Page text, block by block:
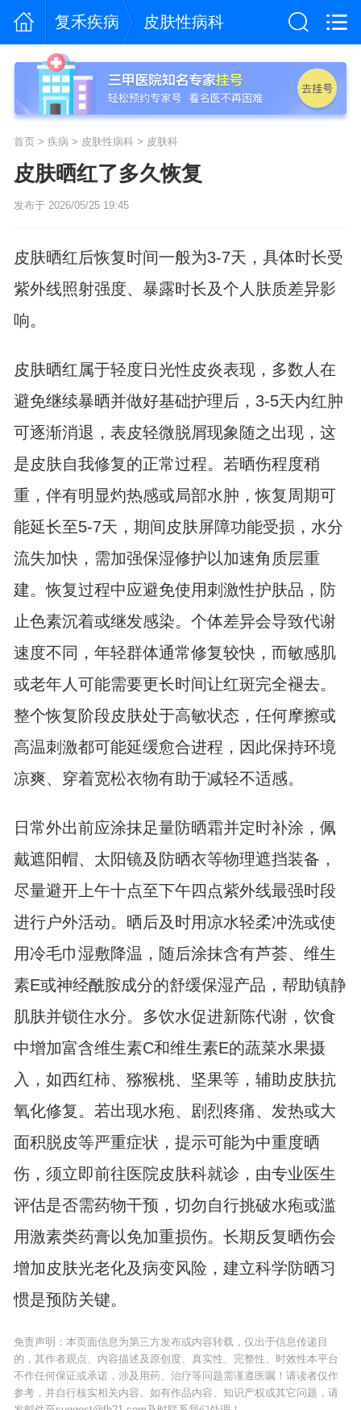
复禾疾病 皮肤性病科
首页> 疾病 > 皮肤性病科> 皮肤科
皮肤晒红了多久恢复
发布于 2026/05/25 19:45
皮肤晒红后恢复时间一般为3-7天，具体时长受
紫外线照射强度、暴露时长及个人肤质差异影
响。
皮肤晒红属于轻度日光性皮炎表现，多数人在
避免继续暴晒并做好基础护理后，3-5天内红肿
可逐渐消退，表皮轻微脱屑现象随之出现，这
是皮肤自我修复的正常过程。若晒伤程度稍
重，伴有明显灼热感或局部水肿，恢复周期可
能延长至5-7天，期间皮肤屏障功能受损，水分
流失加快，需加强保湿修护以加速角质层重
建。恢复过程中应避免使用刺激性护肤品，防
止色素沉着或继发感染。个体差异会导致代谢
速度不同，年轻群体通常修复较快，而敏感肌
或老年人可能需要更长时间让红斑完全褪去。
整个恢复阶段皮肤处于高敏状态，任何摩擦或
高温刺激都可能延缓愈合进程，因此保持环境
凉爽、穿着宽松衣物有助于减轻不适感。
日常外出前应涂抹足量防晒霜并定时补涂，佩
戴遮阳帽、太阳镜及防晒衣等物理遮挡装备，
尽量避开上午十点至下午四点紫外线最强时段
进行户外活动。晒后及时用凉水轻柔冲洗或使
用冷毛巾湿敷降温，随后涂抹含有芦荟、维生
素E或神经酰胺成分的舒缓保湿产品，帮助镇静
肌肤并锁住水分。多饮水促进新陈代谢，饮食
中增加富含维生素C和维生素E的蔬菜水果摄
入，如西红柿、猕猴桃、坚果等，辅助皮肤抗
氧化修复。若出现水疱、剧烈疼痛、发热或大
面积脱皮等严重症状，提示可能为中重度晒
伤，须立即前往医院皮肤科就诊，由专业医生
评估是否需药物干预，切勿自行挑破水疱或滥
用激素类药膏以免加重损伤。长期反复晒伤会
增加皮肤光老化及病变风险，建立科学防晒习
惯是预防关键。
免责声明：本页面信息为第三方发布或内容转载，仅出于信息传递目
的，其作者观点、内容描述及原创度、真实性、完整性、时效性本平台
不作任何保证或承诺，涉及用药、治疗等问题需谨遵医嘱！请读者仅作
参考，并自行核实相关内容。如有作品内容、知识产权或其它问题，请